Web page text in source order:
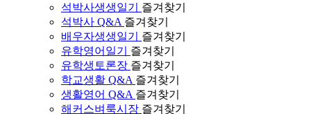
석박사생생일기
즐겨찾기
석박사 Q&A 즐겨찾기
배우자생생일기
즐겨찾기
유학영어일기
즐겨찾기
유학생토론장 즐겨찾기
학교생활 Q&A 즐겨찾기
생활영어 Q&A 즐겨찾기
해커스벼룩시장 즐겨찾기